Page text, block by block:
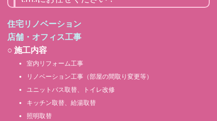
住宅リノベーション
店舗・オフィス工事
○ 施工内容
室内リフォーム工事
リノベーション工事（部屋の間取り変更等）
ユニットバス取替、トイレ改修
キッチン取替、給湯取替
照明取替